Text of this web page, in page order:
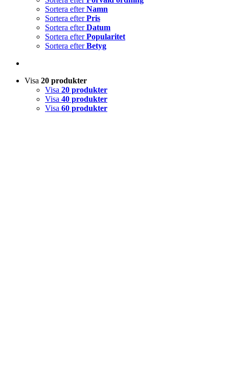
Sortera efterNamn
Sortera efterPris
Sortera efterDatum
Sortera efterPopularitet
Sortera efterBetyg
Visa 20 produkter
Visa 20 produkter
Visa 40 produkter
Visa 60 produkter